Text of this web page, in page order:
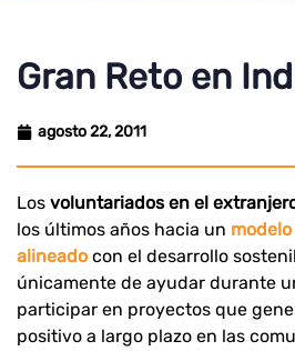
Gran Reto en
agosto 22, 2011
Los voluntariados en el
los últimos años hacia un
alineado con el desarrollo
únicamente de ayudar durante
participar en proyectos que
positivo a largo plazo en las